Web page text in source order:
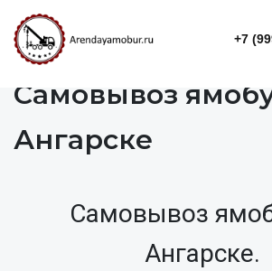
+7
Самовывоз
Ангарске
Самовывоз
Ангарске.